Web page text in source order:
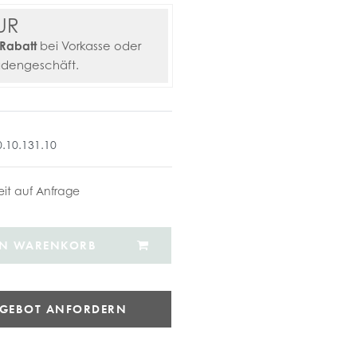
bei Vorkasse oder
auf Anfrage
WARENKORB
ANFORDERN